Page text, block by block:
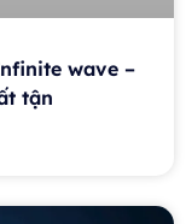
wave –
tận